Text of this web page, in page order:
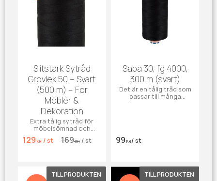
Slitstark Sytråd
Grovlek 50 – Svart
(500 m) – För
Möbler &
Dekoration
Extra tålig sytråd för
möbelsömnad och
utomhusbruk. Grovlek 50.
Öko-tex certifierad.
129 KR /st 169KR /st
Saba 30, fg 4000,
300 m (svart)
Det är en tålig tråd som
passar till många
99 KR/st